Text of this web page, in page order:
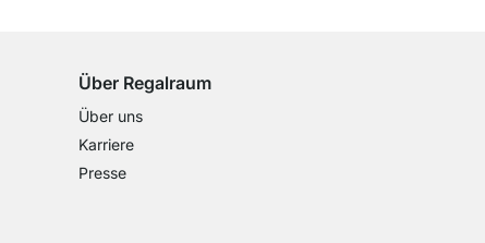
Über Regalraum
Über uns
Karriere
Presse